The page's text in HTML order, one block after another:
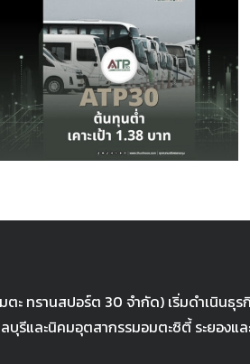
ATP30 ขึ้นแท่นหุ้น
ESG อีวี 100 คัน
สร้างอัพไซด์
ทรานสปอร์ต 30 จำกัด) เริ่มดำเนิน
และนิคมอุตสากรรมอมตะซิตี้ ระยองแล